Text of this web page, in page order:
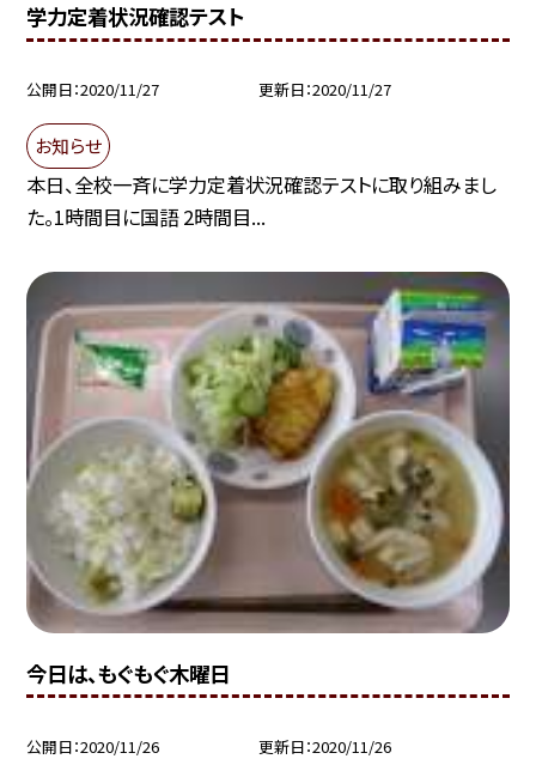
学力定着状況確認テスト
公開日 2020/11/27 更新日 2020/11/27
お知らせ
本日、全校一斉に学力定着状況確認テストに取り組みまし
た。1時間目に国語 2時間目...
今日は、もぐもぐ木曜日
公開日 2020/11/26 更新日 2020/11/26